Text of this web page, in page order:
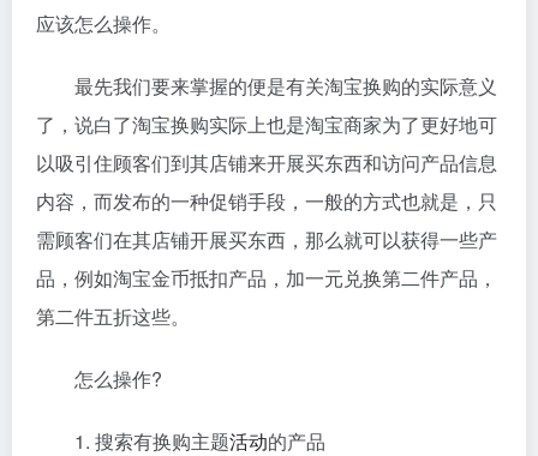
应该怎么操作。
最先我们要来掌握的便是有关淘宝换购的实际意义
了，说白了淘宝换购实际上也是淘宝商家为了更好地可
以吸引住顾客们到其店铺来开展买东西和访问产品信息
内容，而发布的一种促销手段，一般的方式也就是，只
需顾客们在其店铺开展买东西，那么就可以获得一些产
品，例如淘宝金币抵扣产品，加一元兑换第二件产品，
第二件五折这些。
怎么操作?
1. 搜索有换购主题活动的产品